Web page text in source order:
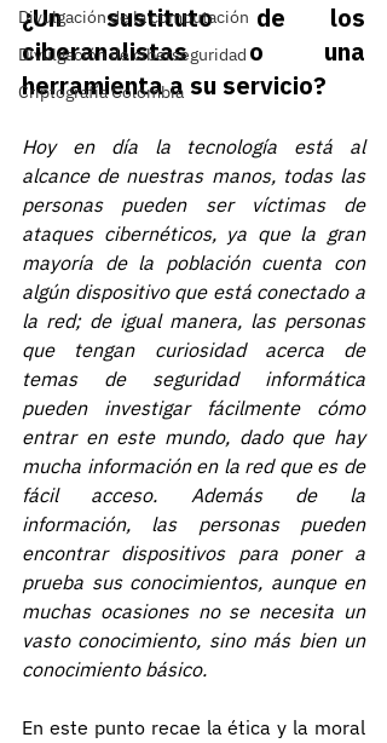
Divulgación de la computación
Divulgación de ciberseguridad
Criptografía Colombia
¿Un sustituto de los
ciberanalistas o una
herramienta a su servicio?
Hoy en día la tecnología está al
alcance de nuestras manos, todas las
personas pueden ser víctimas de
ataques cibernéticos, ya que la gran
mayoría de la población cuenta con
algún dispositivo que está conectado a
la red; de igual manera, las personas
que tengan curiosidad acerca de
temas de seguridad informática
pueden investigar fácilmente cómo
entrar en este mundo, dado que hay
mucha información en la red que es de
fácil acceso. Además de la
información, las personas pueden
encontrar dispositivos para poner a
prueba sus conocimientos, aunque en
muchas ocasiones no se necesita un
vasto conocimiento, sino más bien un
conocimiento básico.
En este punto recae la ética y la moral